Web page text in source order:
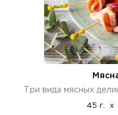
Три вида мясных
45 г. x